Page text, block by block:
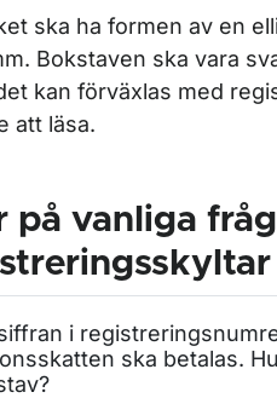
ska ha formen av en
Bokstaven ska vara
kan förväxlas med
att läsa.
på vanliga
i
ska betalas.